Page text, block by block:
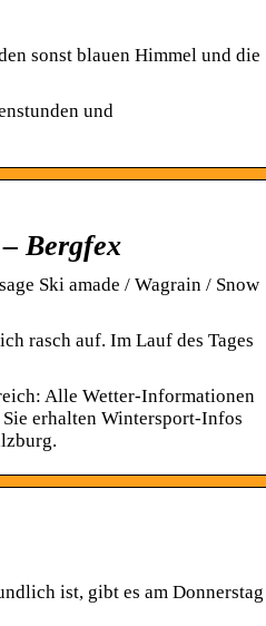
sonst blauen Himmel und die
und
Bergfex
Ski amade / Wagrain / Snow
rasch auf. Im Lauf des Tages
Alle Wetter-Informationen
erhalten Wintersport-Infos
ist, gibt es am Donnerstag